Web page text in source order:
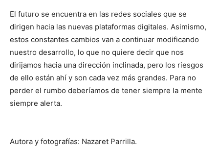
El futuro se encuentra en las redes sociales que se
dirigen hacia las nuevas plataformas digitales. Asimismo,
estos constantes cambios van a continuar modificando
nuestro desarrollo, lo que no quiere decir que nos
dirijamos hacia una dirección inclinada, pero los riesgos
de ello están ahí y son cada vez más grandes. Para no
perder el rumbo deberíamos de tener siempre la mente
siempre alerta.
Autora y fotografías: Nazaret Parrilla.